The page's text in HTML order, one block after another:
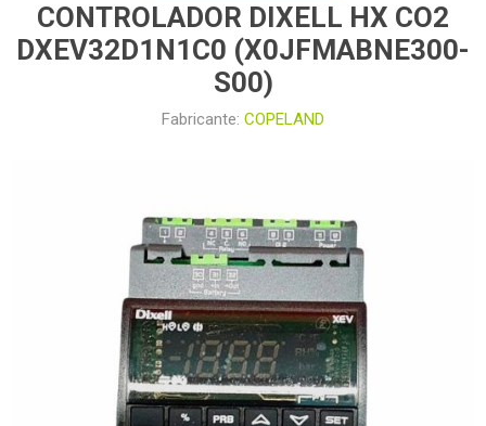
CONTROLADOR DIXELL HX CO2
DXEV32D1N1C0 (X0JFMABNE300-
S00)
Fabricante: COPELAND